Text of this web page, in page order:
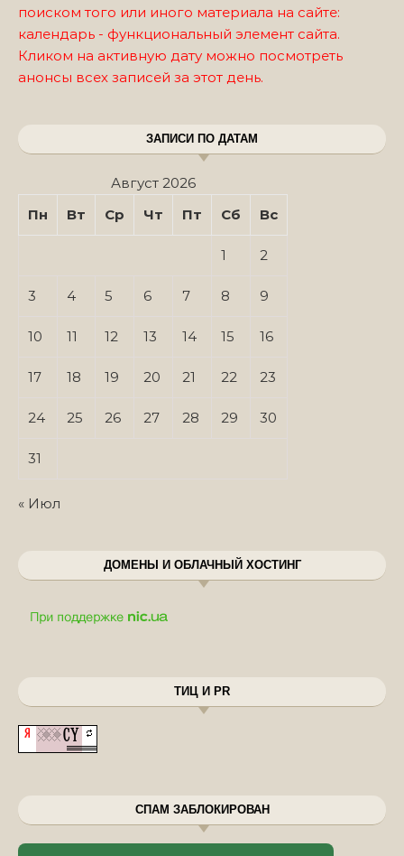
поиском того или иного материала на сайте:
календарь - функциональный элемент сайта.
Кликом на активную дату можно посмотреть
анонсы всех записей за этот день.
ЗАПИСИ ПО ДАТАМ
Август 2026
Пн
Вт Ср Чт Пт Сб Вс
1 2
3 4 5 6 7 8 9
10 11 12 13 14 15 16
17 18 19 20 21 22 23
24 25 26 27 28 29 30
31
« Июл
ДОМЕНЫ И ОБЛАЧНЫЙ ХОСТИНГ
ТИЦ И PR
СПАМ ЗАБЛОКИРОВАН